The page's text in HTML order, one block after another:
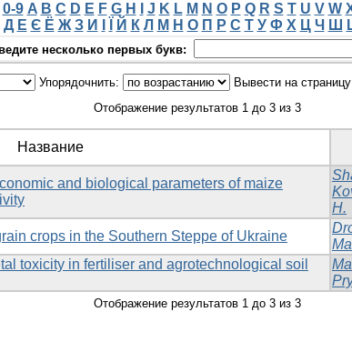
0-9 A B C D E F G H J K L M N O P Q R S T U V W
Д Е Є Ё Ж З И Й К Л М Н О П Р С Т У Ф Х Ц Ч Ш
несколько первых букв:
Упорядочнить: Вывести на
Отображение результатов 1 до 3 из 3
Название
and biological parameters of maize
Н.
crops in the Southern Steppe of Ukraine
toxicity in fertiliser and agrotechnological soil
Отображение результатов 1 до 3 из 3